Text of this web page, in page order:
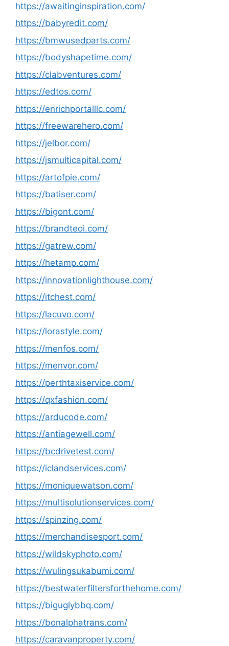
https://awaitinginspiration.com/
https://babyredit.com/
https://bmwusedparts.com/
https://bodyshapetime.com/
https://clabventures.com/
https://edtos.com/
https://enrichportalllc.com/
https://freewarehero.com/
https://jelbor.com/
https://jsmulticapital.com/
https://artofpie.com/
https://batiser.com/
https://bigont.com/
https://brandteoi.com/
https://gatrew.com/
https://hetamp.com/
https://innovationlighthouse.com/
https://itchest.com/
https://lacuvo.com/
https://lorastyle.com/
https://menfos.com/
https://menvor.com/
https://perthtaxiservice.com/
https://qxfashion.com/
https://arducode.com/
https://antiagewell.com/
https://bcdrivetest.com/
https://iclandservices.com/
https://moniquewatson.com/
https://multisolutionservices.com/
https://spinzing.com/
https://merchandisesport.com/
https://wildskyphoto.com/
https://wulingsukabumi.com/
https://bestwaterfiltersforthehome.com/
https://biguglybbq.com/
https://bonalphatrans.com/
https://caravanproperty.com/